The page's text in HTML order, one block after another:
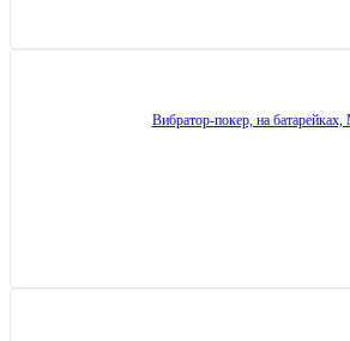
Вибратор-покер, на батарейках,